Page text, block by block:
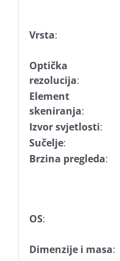
Vrsta:
Optička
rezolucija:
Element
skeniranja:
Izvor svjetlosti:
Sučelje:
Brzina pregleda:
OS:
Dimenzije i masa: